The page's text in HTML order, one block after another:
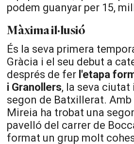
podem guanyar per 15,
Màxima il·lusió
És la seva primera
Gràcia i el seu debut a
després de fer l'etapa
i Granollers, la seva ciutat
segon de Batxillerat. Amb
Mireia ha trobat una
pavelló del carrer de
format un grup molt